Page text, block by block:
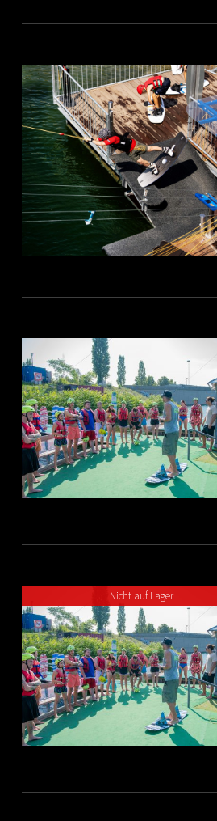
Nicht auf Lager